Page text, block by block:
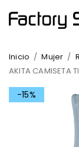
Inicio / Mujer /
AKITA CAMISETA
-15%